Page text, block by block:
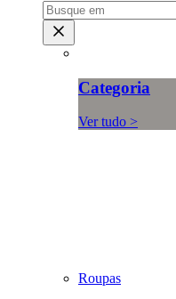
Categoria
Ver tudo >
Roupas